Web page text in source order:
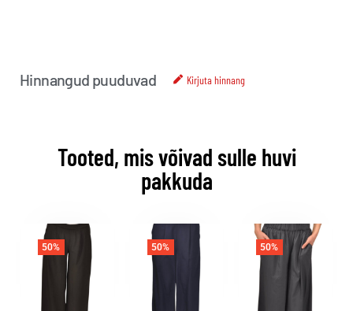
Hinnangud puuduvad Kirjuta hinnang
Tooted, mis võivad sulle huvi
pakkuda
50% 50% 50%